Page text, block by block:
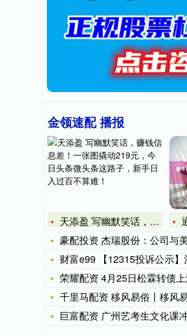
金领速配 播报
天添盈 写幽默笑话，赚钱信息差！一张图撬动219元，今日头条
通
豪配投资 杰瑞股份：公司与美国客户
财富e99 【12315投诉公示】消费
荣耀配资 4月25日松霖转债上涨
千里马配资 移风易俗丨移风易俗
巨富配资 广州艺考生文化课冲刺：避